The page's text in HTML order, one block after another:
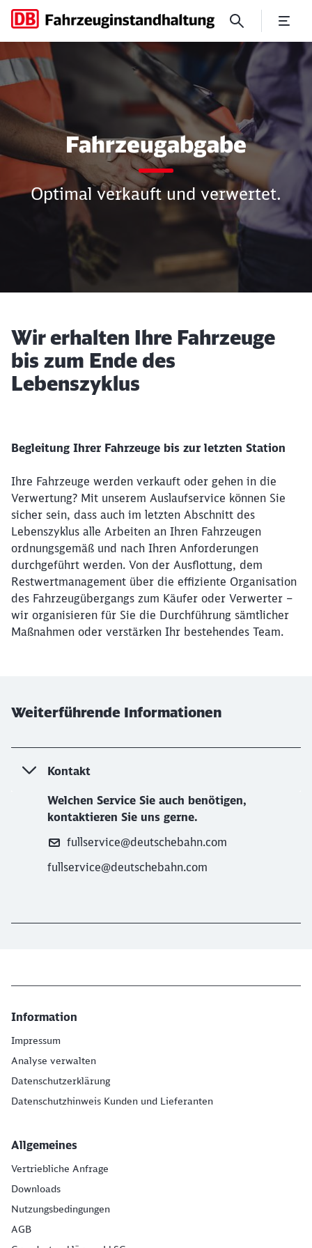
Wir erhalten Ihre
Fahrzeugabgabe
Optimal verkauft und verwertet.
Artikel:
Wir erhalten Ihre Fahrzeuge
bis zum Ende des
Lebenszyklus
Begleitung Ihrer Fahrzeuge bis zur letzten Station
Ihre Fahrzeuge werden verkauft oder gehen in die
Verwertung? Mit unserem Auslaufservice können Sie
sicher sein, dass auch im letzten Abschnitt des
Lebenszyklus alle Arbeiten an Ihren Fahrzeugen
ordnungsgemäß und nach Ihren Anforderungen
durchgeführt werden. Von der Ausflottung, dem
Restwertmanagement über die effiziente Organisation
des Fahrzeugübergangs zum Käufer oder Verwerter –
wir organisieren für Sie die Durchführung sämtlicher
Maßnahmen oder verstärken Ihr bestehendes Team.
Weiterführende Informationen
Kontakt
Welchen Service Sie auch benötigen,
kontaktieren Sie uns gerne.
fullservice@deutschebahn.com
fullservice@deutschebahn.com
Information
Impressum
Analyse verwalten
Datenschutzerklärung
Datenschutzhinweis Kunden und Lieferanten
Allgemeines
Vertriebliche Anfrage
Downloads
Nutzungsbedingungen
AGB